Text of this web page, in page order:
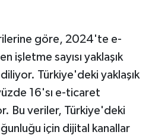
göre, 2024'te e-
işletme sayısı yaklaşık
Türkiye'deki yaklaşık
16'sı e-ticaret
Bu veriler, Türkiye'deki
için dijital kanallar